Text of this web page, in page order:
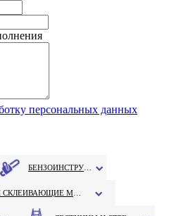
персональных данных